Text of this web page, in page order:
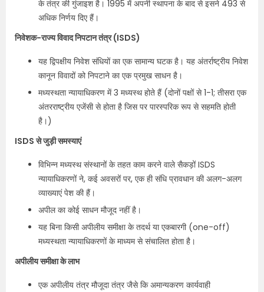
के तंत्र की गुंजाइश है। 1995 में अपनी स्थापना के बाद से इसने 493 से
अधिक निर्णय दिए हैं।
निवेशक-राज्य विवाद निपटान तंत्र (ISDS)
यह द्विपक्षीय निवेश संधियों का एक सामान्य घटक है। यह अंतर्राष्ट्रीय निवेश
कानून विवादों को निपटाने का एक प्रमुख साधन है।
मध्यस्थता न्यायाधिकरण में 3 मध्यस्थ होते हैं (दोनों पक्षों से 1-1; तीसरा एक
अंतरराष्ट्रीय एजेंसी से होता है जिस पर पारस्परिक रूप से सहमति होती
है।)​
ISDS से जुड़ी समस्याएं
विभिन्न मध्यस्थ संस्थानों के तहत काम करने वाले सैकड़ों ISDS
न्यायाधिकरणों ने, कई अवसरों पर, एक ही संधि प्रावधान की अलग-अलग
व्याख्याएं पेश की हैं।
अपील का कोई साधन मौजूद नहीं है।
यह बिना किसी अपीलीय समीक्षा के तदर्थ या एकबारगी (one-off)
मध्यस्थता न्यायाधिकरणों के माध्यम से संचालित होता है।
अपीलीय समीक्षा के लाभ
एक अपीलीय तंत्र मौजूदा तंत्र जैसे कि अमान्यकरण कार्यवाही